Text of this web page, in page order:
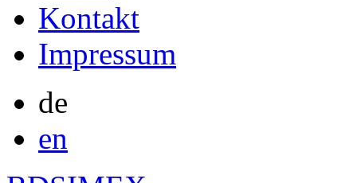
Kontakt
Impressum
de
en